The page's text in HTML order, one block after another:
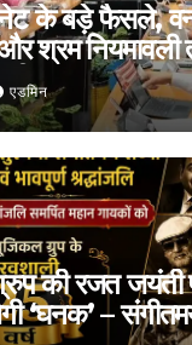
के बड़े फैसले,
श्रम
एडमिन
की रजत जयंती
‘घनक’ –